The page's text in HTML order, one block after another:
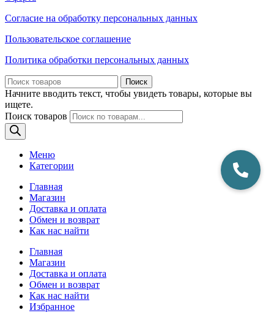
Согласие на обработку персональных данных
Пользовательское соглашение
Политика обработки персональных данных
Поиск
Начните вводить текст, чтобы увидеть товары, которые вы
ищете.
Поиск товаров
Меню
Категории
Главная
Магазин
Доставка и оплата
Обмен и возврат
Как нас найти
Главная
Магазин
Доставка и оплата
Обмен и возврат
Как нас найти
Избранное